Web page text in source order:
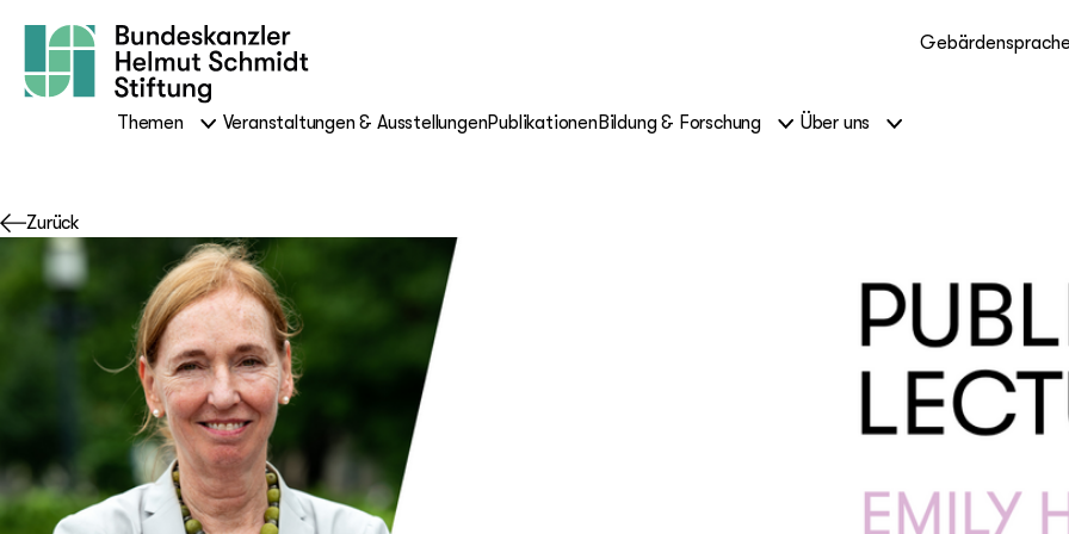
Gebärdensprache
Themen Veranstaltungen & AusstellungenPublikationenBildung & Forschung Über uns
Zurück